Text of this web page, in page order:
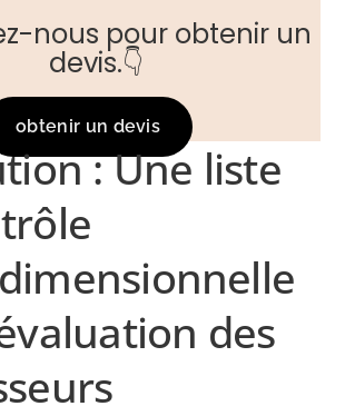
nous pour obtenir un
devis.👇
obtenir un devis
: Une liste
des